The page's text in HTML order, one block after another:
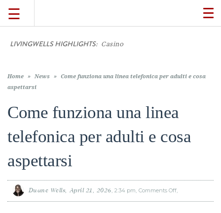
TRAVEL
LIFESTYLE
FOOD
CULTURE
SHOP
VIDEOS
☰
LIVINGWELLS HIGHLIGHTS: Casino On-Line Movem
Home » News »
Come funziona una linea telefonica per adulti e cosa
aspettarsi
Come funziona una linea
telefonica per adulti e cosa
aspettarsi
Duane Wells April 21, 2026 2:34 pm Comments Offon
funziona